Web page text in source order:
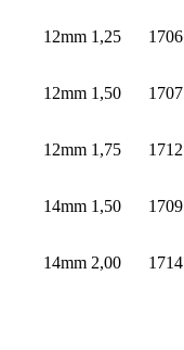
12mm 1,25 1706
12mm 1,50 1707
12mm 1,75 1712
14mm 1,50 1709
14mm 2,00 1714